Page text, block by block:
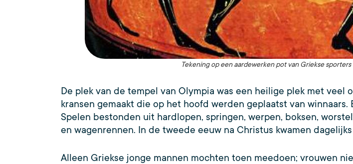
Tekening op een aardewerken pot van Griekse
De plek van de tempel van Olympia was een heilige plek met
kransen gemaakt die op het hoofd werden geplaatst van
Spelen bestonden uit hardlopen, springen, werpen, boksen,
en wagenrennen. In de tweede eeuw na Christus kwamen
Alleen Griekse jonge mannen mochten toen meedoen; vrouwen